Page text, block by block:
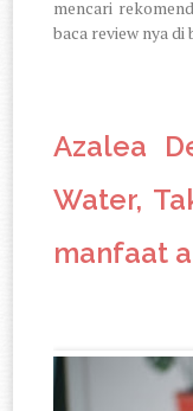
mencari
baca review nya di
Azalea
Water,
manfaat